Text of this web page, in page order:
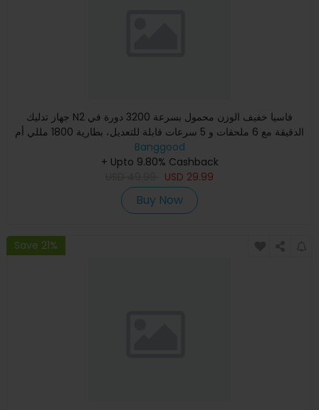
جهاز تدليك N2 فاسيا خفيف الوزن محمول بسرعة 3200 دورة في
الدقيقة مع 6 ملحقات و 5 سرعات قابلة للتعديل، بطارية 1800 مللي أم
Banggood
+ Upto 9.80% Cashback
USD 29.99
Buy Now
Save 21%